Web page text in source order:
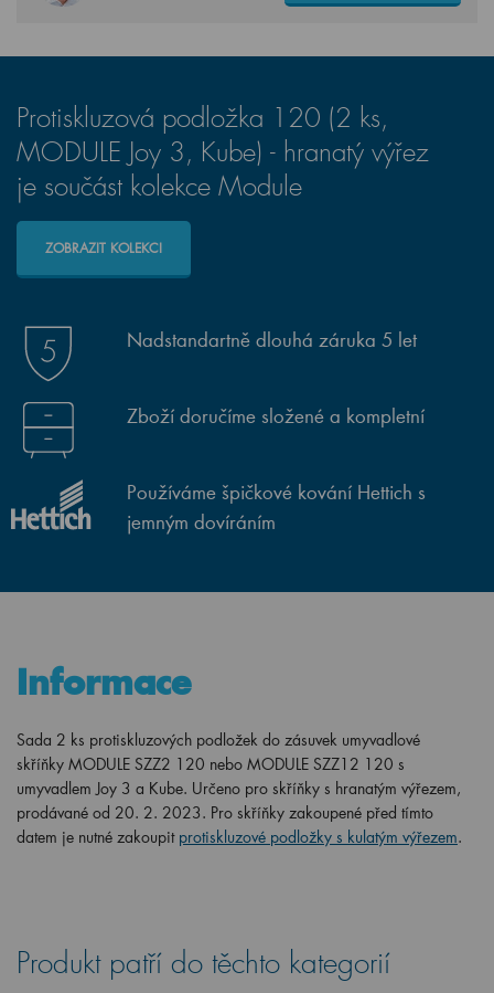
Protiskluzová podložka 120 (2 ks,
MODULE Joy 3, Kube) - hranatý výřez
je součást kolekce Module
ZOBRAZIT KOLEKCI
Nadstandartně dlouhá záruka 5 let
Zboží doručíme složené a kompletní
Používáme špičkové kování Hettich s
jemným dovíráním
Informace
Sada 2 ks protiskluzových podložek do zásuvek umyvadlové
skříňky MODULE SZZ2 120 nebo MODULE SZZ12 120 s
umyvadlem Joy 3 a Kube. Určeno pro skříňky s hranatým výřezem,
prodávané od 20. 2. 2023. Pro skříňky zakoupené před tímto
datem je nutné zakoupit protiskluzové podložky s kulatým výřezem.
Produkt patří do těchto kategorií